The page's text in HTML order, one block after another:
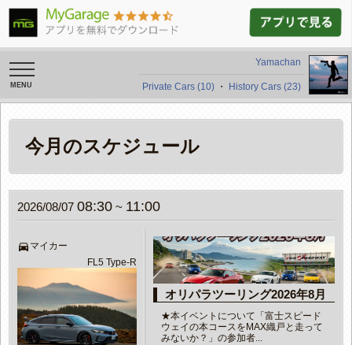
toggle
navigation
Yamachan
Private Cars (10) ・ History Cars (23)
今月のスケジュール
2026/08/07 08:30 ~ 11:00
directions_car マイカー
FL5 Type-R
オリパラツーリング2026年8月
★本イベントについて「富士スピード
ウェイの本コースをMAX織戸と走って
みないか？」の参加者...